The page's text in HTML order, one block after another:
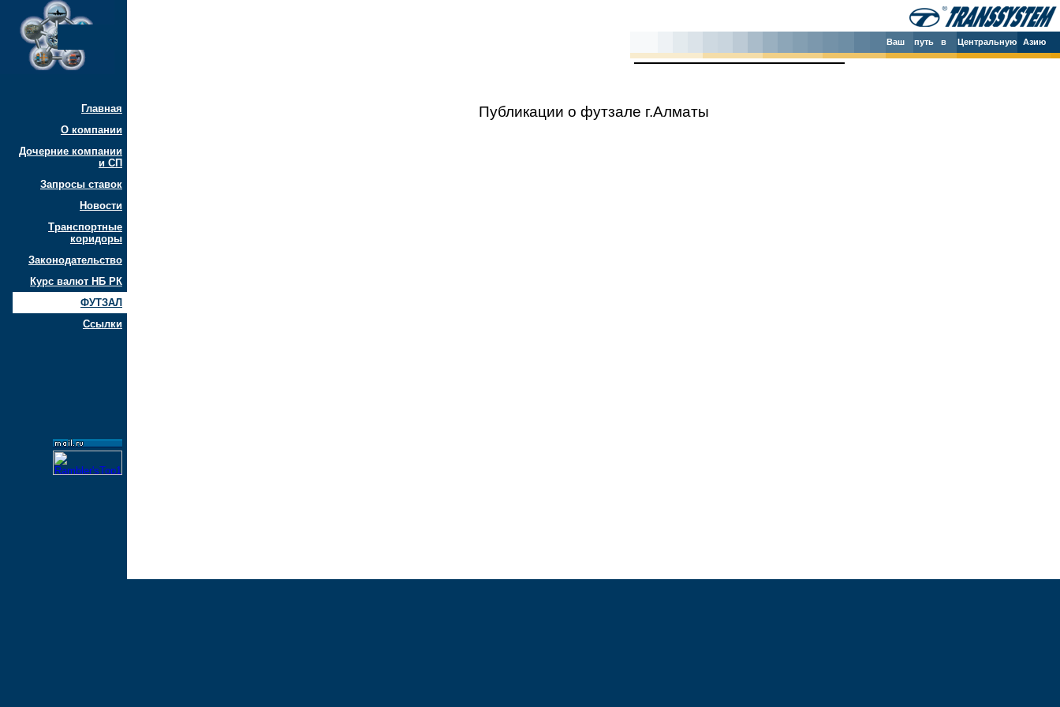
Главная
О компании
Дочерние компании
и СП
Запросы ставок
Новости
Транспортные
коридоры
Законодательство
Курс валют НБ РК
ФУТЗАЛ
Ссылки
Ваш путь в Центральную Азию
Публикации о футзале г.Алматы